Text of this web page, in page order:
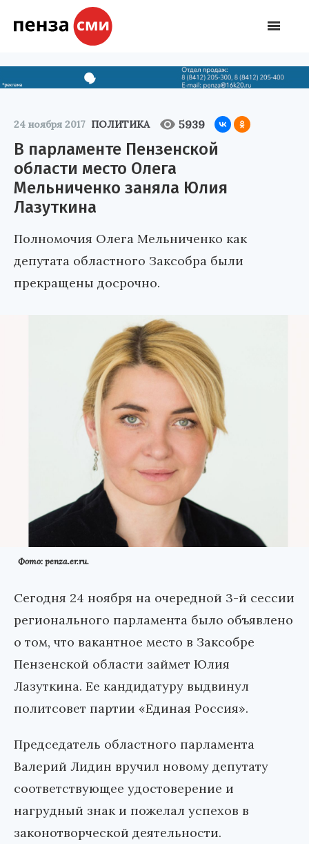
24 ноября 2017 ПОЛИТИКА 5939
В парламенте Пензенской
области место Олега
Мельниченко заняла Юлия
Лазуткина
Полномочия Олега Мельниченко как
депутата областного Заксобра были
прекращены досрочно.
Фото: penza.er.ru.
Сегодня 24 ноября на очередной 3-й сессии
регионального парламента было объявлено
о том, что вакантное место в Заксобре
Пензенской области займет Юлия
Лазуткина. Ее кандидатуру выдвинул
политсовет партии «Единая Россия».
Председатель областного парламента
Валерий Лидин вручил новому депутату
соответствующее удостоверение и
нагрудный знак и пожелал успехов в
законотворческой деятельности.